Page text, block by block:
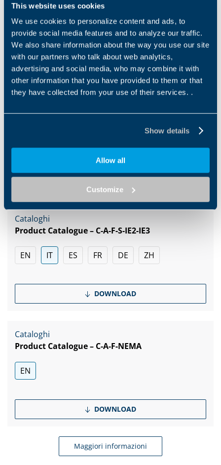
This website uses cookies
We use cookies to personalize content and ads, to
provide social media features and to analyze our traffic.
We also share information about the way you use our site
with our partners who talk about web analytics,
advertising and social media, who may combine it with
other information that you have provided to them or that
they have collected from your use of their services. .
Show details
Allow all
Customize
Downloads
Filtra la categoria
Product Catalogue – C-A-F-S
DOWNLOAD
Cataloghi
Product Catalogue – C-A-F-S-IE2-IE3
EN IT ES FR DE ZH
DOWNLOAD
Cataloghi
Product Catalogue – C-A-F-NEMA
EN
DOWNLOAD
Maggiori informazioni